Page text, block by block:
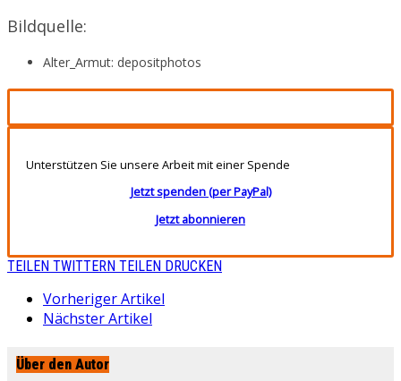
Bildquelle:
Alter_Armut: depositphotos
Unterstützen Sie unsere Arbeit mit einer Spende
Jetzt spenden (per PayPal)
Jetzt abonnieren
TEILEN TWITTERN TEILEN DRUCKEN
Vorheriger Artikel
Nächster Artikel
Über den Autor